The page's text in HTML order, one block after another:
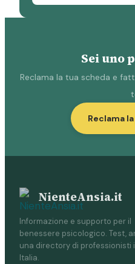
Sei uno
Reclama la tua scheda e
Reclama
NienteAnsia.it
Informazione e supporto per il
benessere psicologico. Test,
una directory di professionisti
Italia.